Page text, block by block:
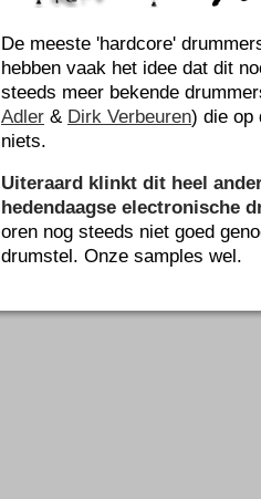
De meeste 'hardcore'
hebben vaak het idee dat dit
steeds meer bekende
Adler & Dirk Verbeuren) die op
niets.
Uiteraard klinkt dit heel
hedendaagse electronische
oren nog steeds niet goed
drumstel. Onze samples wel.